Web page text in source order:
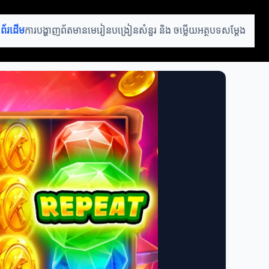
រដើមការបង្ហាញព័តមានមេរៀនបង្រៀនសំនួរ និង ចម្លើយអត្ថបទសម្តែង